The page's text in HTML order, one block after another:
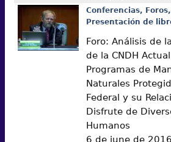
Conferencias,
Presentación de
Foro: Análisis de
de la CNDH
Programas de
Naturales
Federal y su
Disfrute de
Humanos
6 de june de